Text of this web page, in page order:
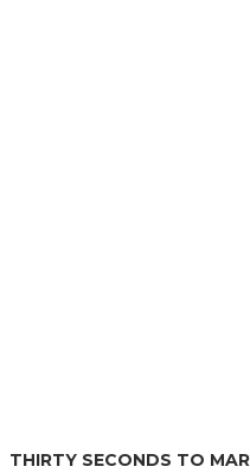
THIRTY SECONDS TO